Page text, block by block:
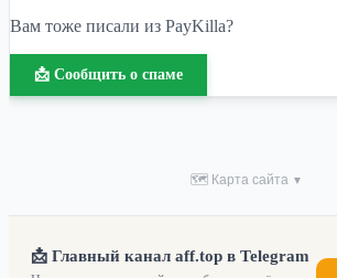
Вам тоже писали из PayKilla?
📩 Сообщить о спаме
🗺 Карта сайта ▼
📩 Главный канал aff.top в Telegram